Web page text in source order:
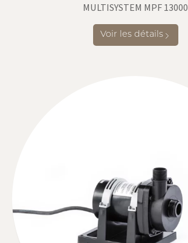
MULTISYSTEM MPF 13000
Voir les détails